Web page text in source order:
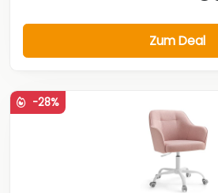
Zum Deal
-28%